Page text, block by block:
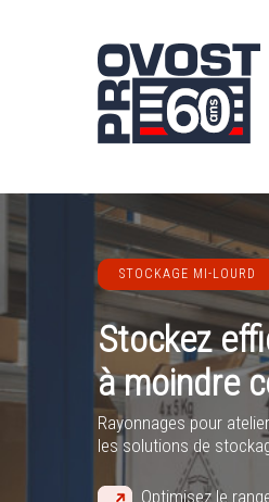
STOCKAGE MI-LOURD
Stockez
à moindre
Rayonnages pour
les solutions de
Optimisez le